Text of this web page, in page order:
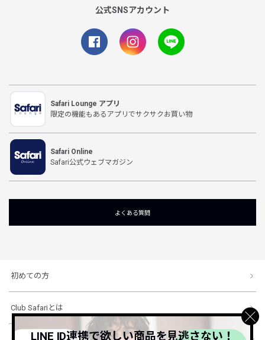
公式SNSアカウント
Safari Lounge アプリ
限定の機能もあるアプリでサクサクお買い物
Safari Online
Safari公式ウェブマガジン
よくある質問
初めての方
Club Safariとは
LINE ID連携で欲しい商品を見逃さない！